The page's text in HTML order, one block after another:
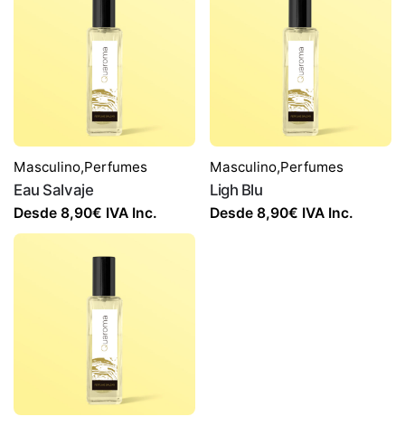
Masculino,Perfumes
Eau Salvaje
Desde 8,90€ IVA Inc.
Masculino,Perfumes
Ligh Blu
Desde 8,90€ IVA Inc.